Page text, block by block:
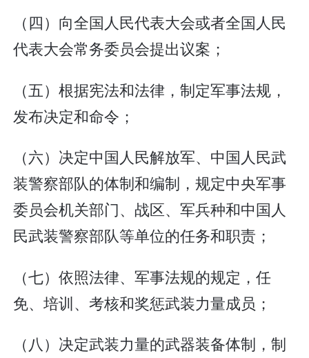
（四）向全国人民代表大会或者全国人民
代表大会常务委员会提出议案；
（五）根据宪法和法律，制定军事法规，
发布决定和命令；
（六）决定中国人民解放军、中国人民武
装警察部队的体制和编制，规定中央军事
委员会机关部门、战区、军兵种和中国人
民武装警察部队等单位的任务和职责；
（七）依照法律、军事法规的规定，任
免、培训、考核和奖惩武装力量成员；
（八）决定武装力量的武器装备体制，制